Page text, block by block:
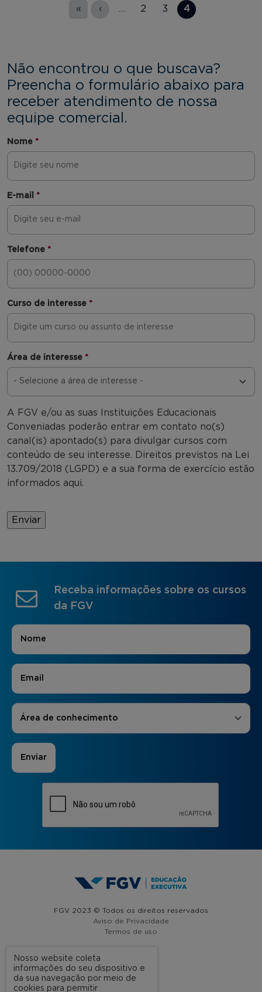
« ‹ 2 3 4
Não encontrou o que buscava?
Preencha o formulário abaixo para
receber atendimento de nossa
equipe comercial.
Nome *
E-mail *
Telefone *
Curso de interesse *
Área de interesse *
A FGV e/ou as suas Instituições Educacionais
Conveniadas poderão entrar em contato no(s)
canal(is) apontado(s) para divulgar cursos com
conteúdo de seu interesse. Direitos previstos na Lei
13.709/2018 (LGPD) e a sua forma de exercício estão
informados aqui.
Receba informações sobre os cursos
da FGV
Nome
E-mail
Áreas de Interesse
Área de conhecimento
FGV 2023 © Todos os direitos reservados
Aviso de Privacidade
Termos de uso
A FGV
Nosso website coleta
informações do seu dispositivo e
da sua navegação por meio de
cookies para permitir